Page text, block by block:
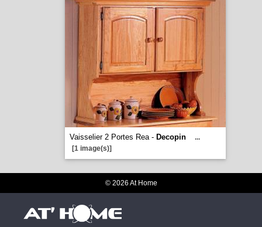
Vaisselier 2 Portes Rea - Decopin
...
[1 image(s)]
© 2026 At Home